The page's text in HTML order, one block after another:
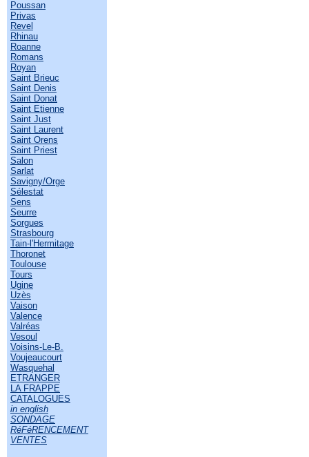
Poussan
Privas
Revel
Rhinau
Roanne
Romans
Royan
Saint Brieuc
Saint Denis
Saint Donat
Saint Etienne
Saint Just
Saint Laurent
Saint Orens
Saint Priest
Salon
Sarlat
Savigny/Orge
Sélestat
Sens
Seurre
Sorgues
Strasbourg
Tain-l'Hermitage
Thoronet
Toulouse
Tours
Ugine
Uzès
Vaison
Valence
Valréas
Vesoul
Voisins-Le-B.
Voujeaucourt
Wasquehal
ETRANGER
LA FRAPPE
CATALOGUES
in english
SONDAGE
RéFéRENCEMENT
VENTES